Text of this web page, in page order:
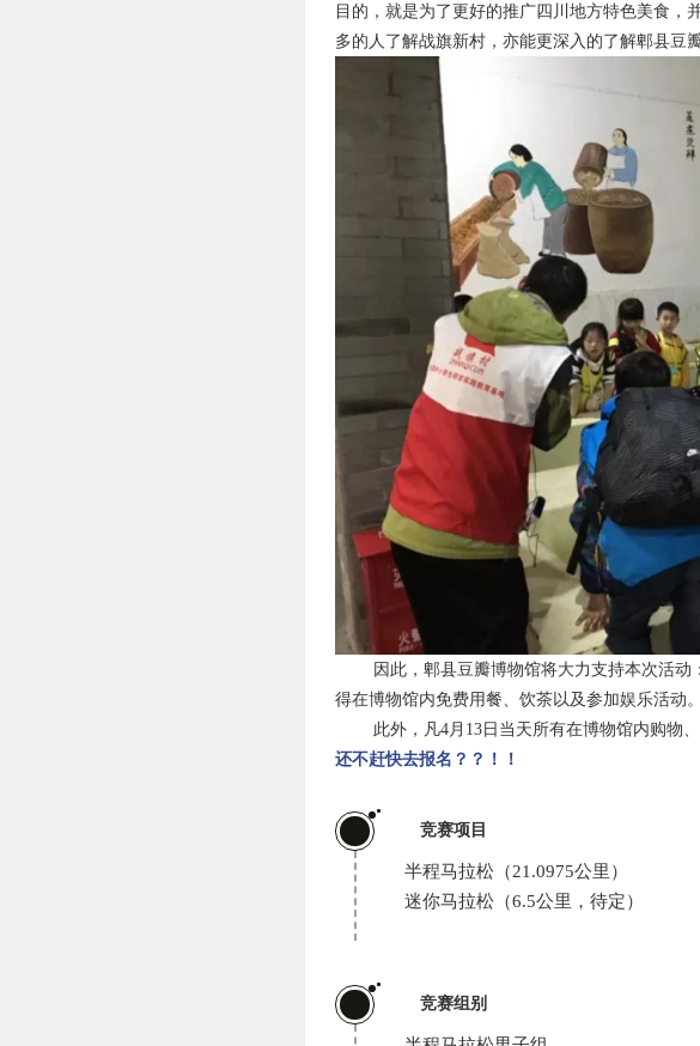
目的，就是为了更好的推广四川地方特色美食，
多的人了解战旗新村，亦能更深入的了解郫县豆
因此，郫县豆瓣博物馆将大力支持本次活
得在博物馆内免费用餐、饮茶以及参加娱乐活动。
此外，凡4月13日当天所有在博物馆内购物
还不赶快去报名？？！！
竞赛项目
半程马拉松（21.0975公里）
迷你马拉松（6.5公里，待定）
竞赛组别